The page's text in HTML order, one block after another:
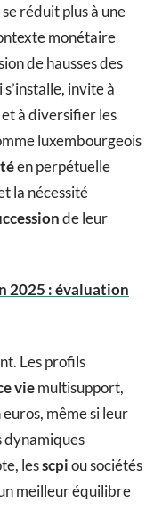
réduit plus à une
monétaire
de hausses des
invite à
et à diversifier les
luxembourgeois
en perpétuelle
la nécessité
de leur
2025 : évaluation
Les profils
viemultisupport,
même si leur
dynamiques
lesscpiou sociétés
meilleur équilibre